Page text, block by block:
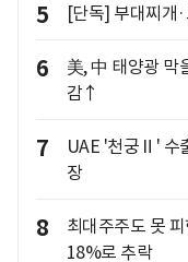
5 [단독] 부대찌개
6
美, 中 태양광 막
감↑
7
UAE '천궁Ⅱ' 수
장
8
최대주주도 못
18%로 추락